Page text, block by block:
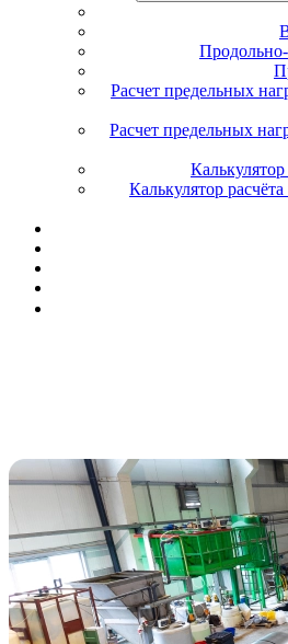
Продольно-
Расчет предельных
Расчет предельных
Калькулятор